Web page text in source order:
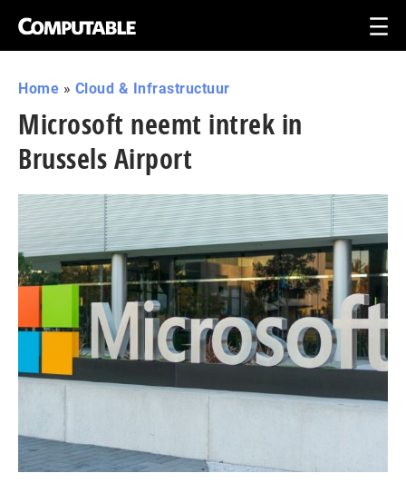
Home » Cloud & Infrastructuur
Microsoft neemt intrek in
Brussels Airport